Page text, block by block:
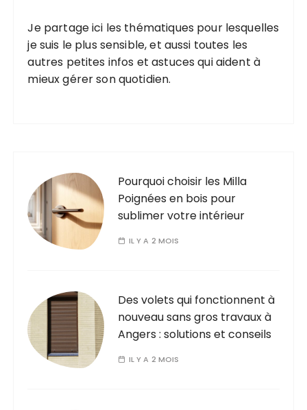
Je partage ici les thématiques pour lesquelles
je suis le plus sensible, et aussi toutes les
autres petites infos et astuces qui aident à
mieux gérer son quotidien.
Pourquoi choisir les Milla
Poignées en bois pour
sublimer votre intérieur
IL Y A 2 MOIS
Des volets qui fonctionnent à
nouveau sans gros travaux à
Angers : solutions et conseils
IL Y A 2 MOIS